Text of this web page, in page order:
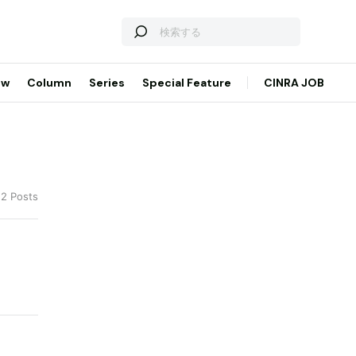
Column Series Special Feature CINRA JOB
Posts